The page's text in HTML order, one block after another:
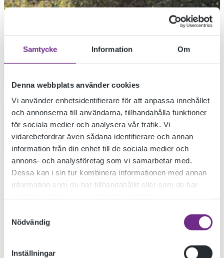
Samtycke Information Om
Denna webbplats använder cookies
Vi använder enhetsidentifierare för att anpassa innehållet
och annonserna till användarna, tillhandahålla funktioner
för sociala medier och analysera vår trafik. Vi
vidarebefordrar även sådana identifierare och annan
information från din enhet till de sociala medier och
annons- och analysföretag som vi samarbetar med.
Dessa kan i sin tur kombinera informationen med annan
information som du har tillhandahållit eller som de har
Nödvändig
Inställningar